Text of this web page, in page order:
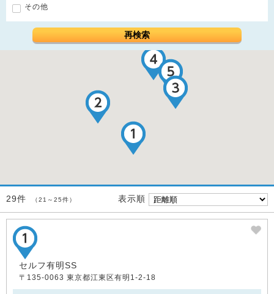
その他
再検索
29件 （21～25件） 表示順
セルフ有明SS
〒135-0063 東京都江東区有明1-2-18